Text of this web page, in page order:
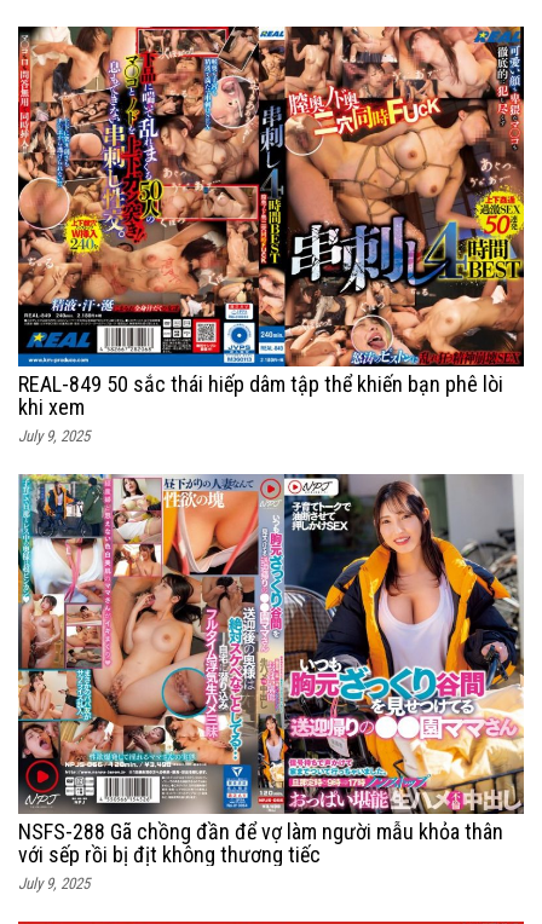
REAL-849 50 sắc thái hiếp dâm tập thể khiến bạn phê lòi
khi xem
July 9, 2025
NSFS-288 Gã chồng đần để vợ làm người mẫu khỏa thân
với sếp rồi bị địt không thương tiếc
July 9, 2025